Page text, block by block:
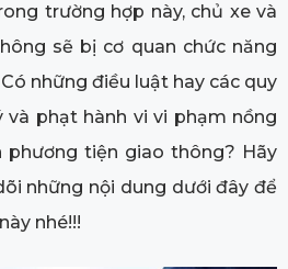
trường hợp này, chủ xe và
sẽ bị cơ quan chức năng
những điều luật hay các quy
và phạt hành vi vi phạm nồng
phương tiện giao thông? Hãy
những nội dung dưới đây để
nhé!!!